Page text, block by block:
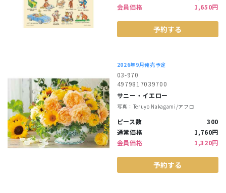
会員価格
1,650円
予約する
2026年9月発売予定
03-970
4979817039700
サニー・イエロー
写真：Teruyo Nakagami/アフロ
ピース数
300
通常価格
1,760円
会員価格
1,320円
予約する